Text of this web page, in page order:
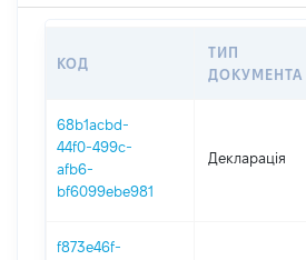
КОД
ТИП
ДОКУМЕНТА
68b1acbd-
44f0-499c-
afb6-
bf6099ebe981
Декларація
f873e46f-